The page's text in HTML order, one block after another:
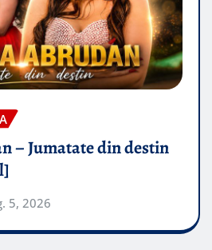
– Jumatate din destin
5, 2026